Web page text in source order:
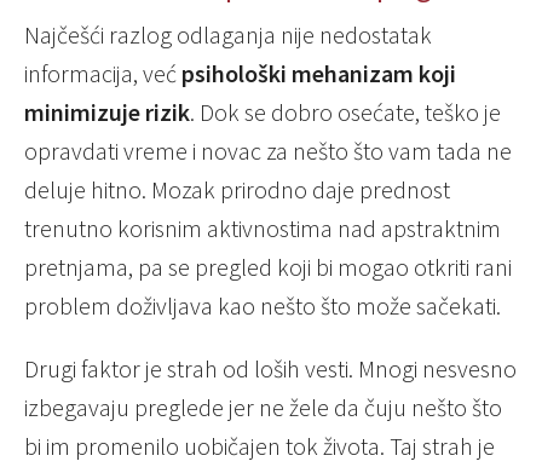
Najčešći razlog odlaganja nije nedostatak
informacija, već psihološki mehanizam koji
minimizuje rizik. Dok se dobro osećate, teško je
opravdati vreme i novac za nešto što vam tada ne
deluje hitno. Mozak prirodno daje prednost
trenutno korisnim aktivnostima nad apstraktnim
pretnjama, pa se pregled koji bi mogao otkriti rani
problem doživljava kao nešto što može sačekati.
Drugi faktor je strah od loših vesti. Mnogi nesvesno
izbegavaju preglede jer ne žele da čuju nešto što
bi im promenilo uobičajen tok života. Taj strah je